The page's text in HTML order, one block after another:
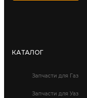
КАТАЛОГ
Запчасти для Газ
Запчасти для Уаз